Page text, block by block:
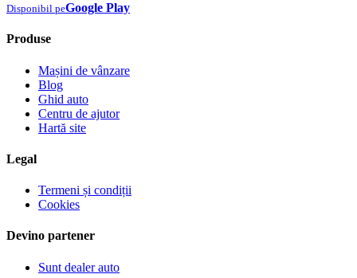
Disponibil peGoogle Play
Produse
Mașini de vânzare
Blog
Ghid auto
Centru de ajutor
Hartă site
Legal
Termeni și condiții
Cookies
Devino partener
Sunt dealer auto